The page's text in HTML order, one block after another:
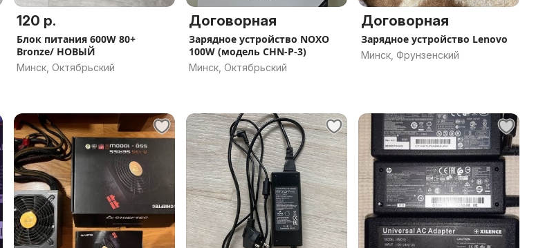
120 р.
Блок питания 600W 80+
Bronze/ НОВЫЙ
Минск, Октябрьский
Договорная
Зарядное устройство NOXO
100W (модель CHN-P-3)
Минск, Октябрьский
Договорная
Зарядное устройство Lenovo
Минск, Фрунзенский